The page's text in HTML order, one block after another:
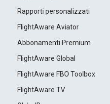
Rapporti personalizzati
FlightAware Aviator
Abbonamenti Premium
FlightAware Global
FlightAware FBO Toolbox
FlightAware TV